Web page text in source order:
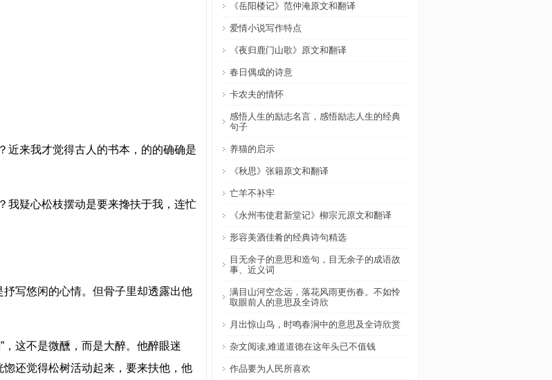
近来我才觉得古人的书本，的的确确是
我疑心松枝摆动是要来搀扶于我，连忙
抒写悠闲的心情。但骨子里却透露出他
，这不是微醺，而是大醉。他醉眼迷
惚还觉得松树活动起来，要来扶他，他
《岳阳楼记》范仲淹原文和翻译
爱情小说写作特点
《夜归鹿门山歌》原文和翻译
春日偶成的诗意
卡农夫的情怀
感悟人生的励志名言，感悟励志人生的经典
句子
养猫的启示
《秋思》张籍原文和翻译
亡羊不补牢
《永州韦使君新堂记》柳宗元原文和翻译
形容美酒佳肴的经典诗句精选
目无余子的意思和造句，目无余子的成语故
事、近义词
满目山河空念远，落花风雨更伤春。不如怜
取眼前人的意思及全诗欣
月出惊山鸟，时鸣春涧中的意思及全诗欣赏
杂文阅读,难道道德在这年头已不值钱
作品要为人民所喜欢